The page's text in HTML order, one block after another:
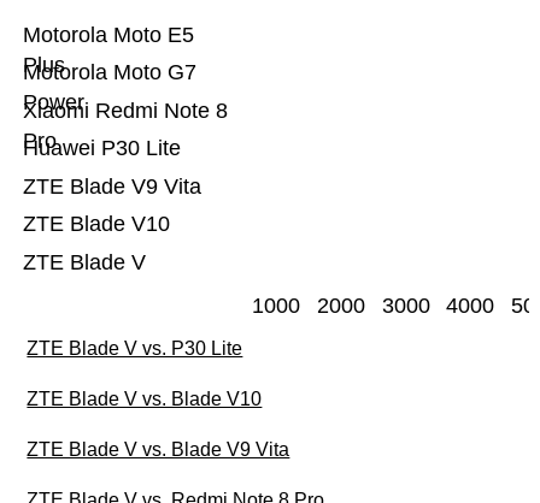
ZTE Blade V
ZTE Blade V10
ZTE Blade V9 Vita
Huawei P30 Lite
Xiaomi Redmi Note 8
Pro
Motorola Moto G7
Power
Motorola Moto E5
Plus
1000 2000 3000 4000
ZTE Blade V vs. P30 Lite
ZTE Blade V vs. Blade V10
ZTE Blade V vs. Blade V9 Vita